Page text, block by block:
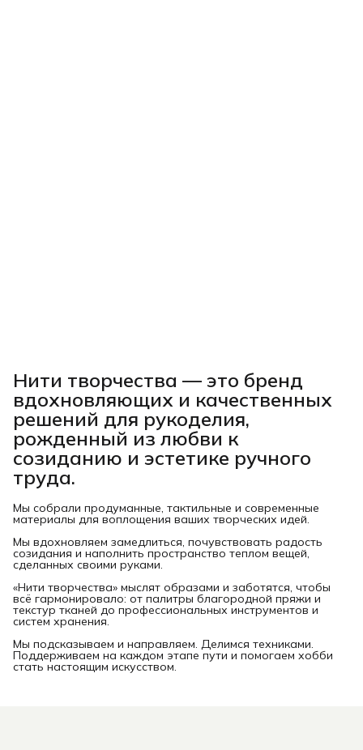
Нити творчества — это бренд
вдохновляющих и качественных
решений для рукоделия,
рожденный из любви к
созиданию и эстетике ручного
труда.
Мы собрали продуманные, тактильные и современные
материалы для воплощения ваших творческих идей.
Мы вдохновляем замедлиться, почувствовать радость
созидания и наполнить пространство теплом вещей,
сделанных своими руками.
«Нити творчества» мыслят образами и заботятся, чтобы
всё гармонировало: от палитры благородной пряжи и
текстур тканей до профессиональных инструментов и
систем хранения.
Мы подсказываем и направляем. Делимся техниками.
Поддерживаем на каждом этапе пути и помогаем хобби
стать настоящим искусством.